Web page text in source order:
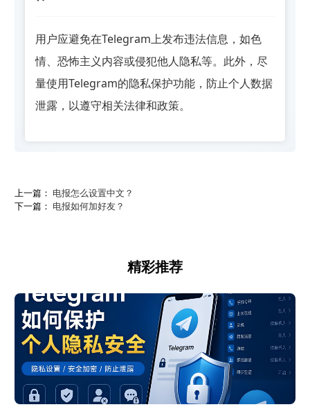
用户应避免在Telegram上发布违法信息，如色
情、恐怖主义内容或侵犯他人隐私等。此外，尽
量使用Telegram的隐私保护功能，防止个人数据
泄露，以遵守相关法律和政策。
上一篇： 电报怎么设置中文？
下一篇： 电报如何加好友？
精彩推荐